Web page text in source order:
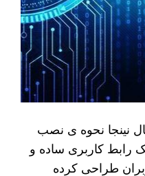
نینجا نحوه ی نصب
رابط کاربری ساده و
طراحی کرده